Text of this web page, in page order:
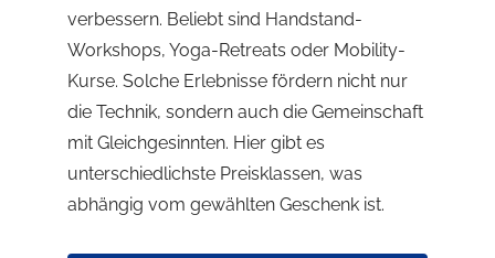
verbessern. Beliebt sind Handstand-
Workshops, Yoga-Retreats oder Mobility-
Kurse. Solche Erlebnisse fördern nicht nur
die Technik, sondern auch die Gemeinschaft
mit Gleichgesinnten. Hier gibt es
unterschiedlichste Preisklassen, was
abhängig vom gewählten Geschenk ist.